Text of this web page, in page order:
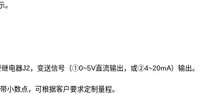
电器J2，变送信号（①0~5V直流输出，或②4~20mA）输出。
小数点，可根据客户要求定制量程。